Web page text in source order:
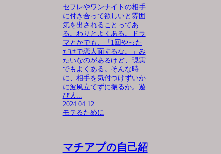
セフレやワンナイトの相手
に付き合って欲しいと雰囲
気を出されることってあ
る。わりとよくある。ドラ
マとかでも、「1回やった
だけで恋人面するな。」み
たいなのがあるけど、現実
でもよくある。そんな時
に、相手を気付つけずいか
に波風立てずに振るか。遊
び人...
2024.04.12
モテるために
マチアプの自己紹